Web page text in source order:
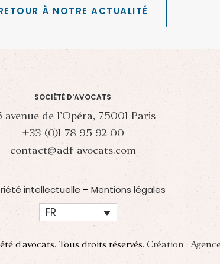
À NOTRE ACTUALITÉ
SOCIÉTÉ D'AVOCATS
avenue de l’Opéra, 75001 Paris
+33 (0)1 78 95 92 00
contact@adf-avocats.com
intellectuelle – Mentions légales
FR
d’avocats. Tous droits réservés. Création :